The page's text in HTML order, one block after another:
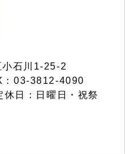
石川1-25-2
03-3812-4090
日：日曜日・祝祭